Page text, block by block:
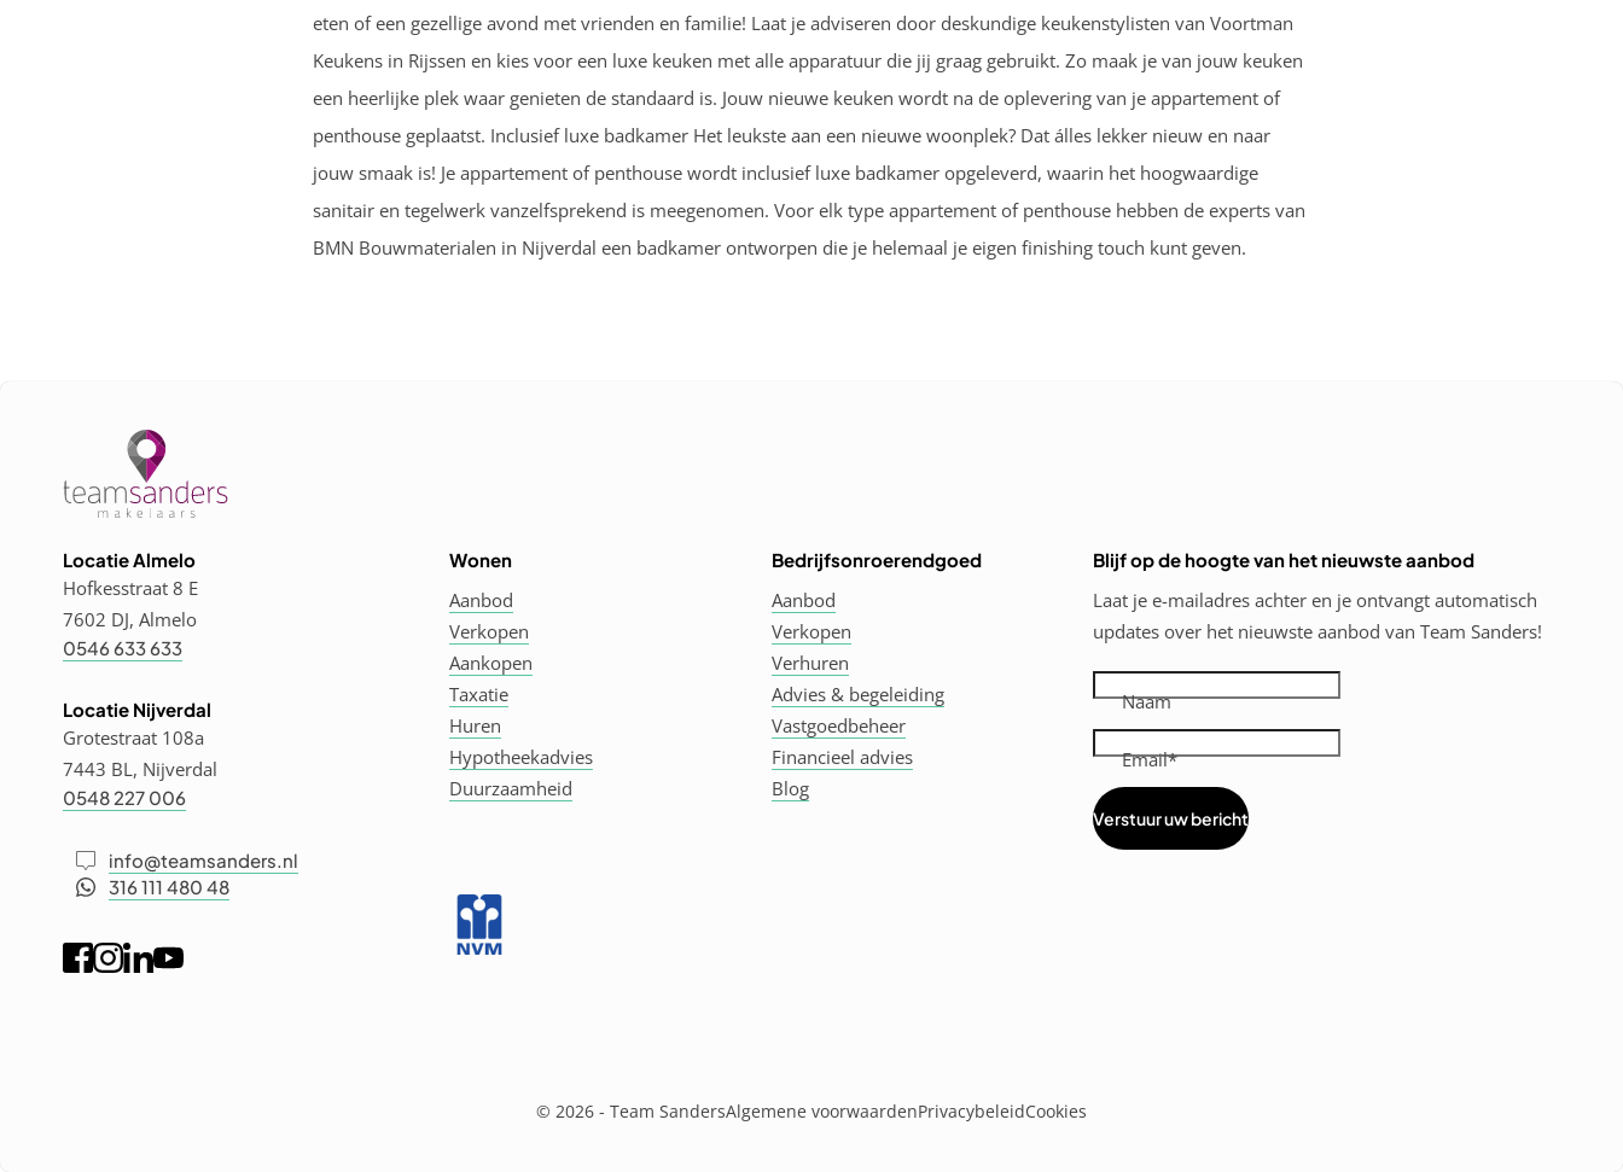
eten of een gezellige avond met vrienden en familie! Laat je adviseren door deskundige keukenstylisten van Voortman
Keukens in Rijssen en kies voor een luxe keuken met alle apparatuur die jij graag gebruikt. Zo maak je van jouw keuken
een heerlijke plek waar genieten de standaard is. Jouw nieuwe keuken wordt na de oplevering van je appartement of
penthouse geplaatst. Inclusief luxe badkamer Het leukste aan een nieuwe woonplek? Dat álles lekker nieuw en naar
jouw smaak is! Je appartement of penthouse wordt inclusief luxe badkamer opgeleverd, waarin het hoogwaardige
sanitair en tegelwerk vanzelfsprekend is meegenomen. Voor elk type appartement of penthouse hebben de experts van
BMN Bouwmaterialen in Nijverdal een badkamer ontworpen die je helemaal je eigen finishing touch kunt geven.
Locatie Almelo
Hofkesstraat 8 E
7602 DJ, Almelo
0546 633 633
Locatie Nijverdal
Grotestraat 108a
7443 BL, Nijverdal
0548 227 006
info@teamsanders.nl
316 111 480 48
Wonen
Aanbod
Verkopen
Aankopen
Taxatie
Huren
Hypotheekadvies
Duurzaamheid
Bedrijfsonroerendgoed
Aanbod
Verkopen
Verhuren
Advies & begeleiding
Vastgoedbeheer
Financieel advies
Blog
Blijf op de hoogte van het nieuwste aanbod
Laat je e-mailadres achter en je ontvangt automatisch
updates over het nieuwste aanbod van Team Sanders!
Naam
Email
Verstuur uw bericht
© 2026 - Team SandersAlgemene voorwaardenPrivacybeleidCookies